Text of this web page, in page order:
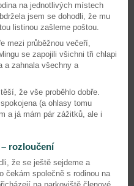
na jednotlivých místech
jsem se dohodli, že mu
listinou zašleme poštou.
mezi průběžnou večeří,
se zapojili všichni tři chlapi
a zahnala všechny a
že vše proběhlo dobře.
(a ohlasy tomu
a já mám pár zážitků, ale i
rozloučení
že se ještě sejdeme a
čekám společně s rodinou na